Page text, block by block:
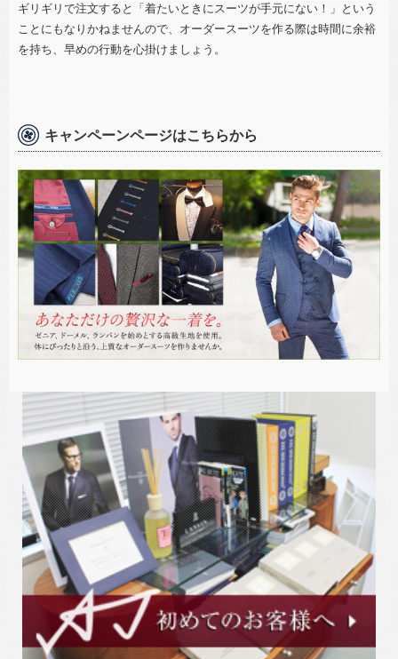
ギリギリで注文すると「着たいときにスーツが手元にない！」という
ことにもなりかねませんので、オーダースーツを作る際は時間に余裕
を持ち、早めの行動を心掛けましょう。
キャンペーンページはこちらから